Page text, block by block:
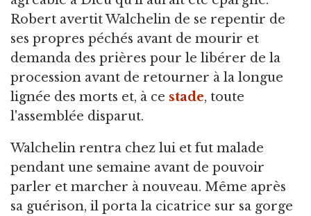
Robert avertit Walchelin de se repentir de
ses propres péchés avant de mourir et
demanda des prières pour le libérer de la
procession avant de retourner à la longue
lignée des morts et, à ce stade, toute
l'assemblée disparut.
Walchelin rentra chez lui et fut malade
pendant une semaine avant de pouvoir
parler et marcher à nouveau. Même après
sa guérison, il porta la cicatrice sur sa gorge